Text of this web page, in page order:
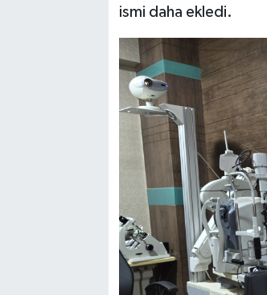
ismi daha ekledi.